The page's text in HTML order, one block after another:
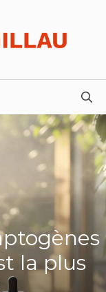
la plus